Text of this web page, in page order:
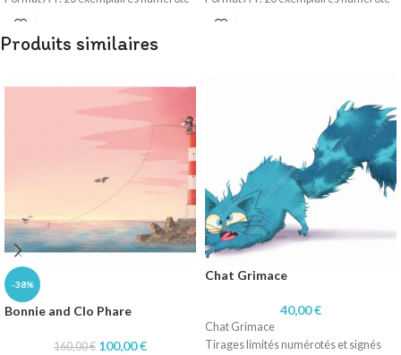
1 à 20/20.
Format A3 : 10 exemplaires numérotés
1 à 10/10
Impression sur papier 200 gr Satiné
1 à 20/20.
Produits similaires
-38%
Bonnie and Clo Phare
160,00€ 100,00€
Chat Grimace
40,00€
Chat Grimace
Tirages limités numérotés et signés